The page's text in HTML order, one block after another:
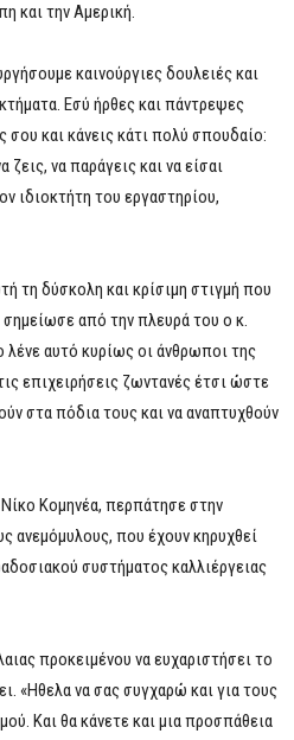
και την Αμερική.
καινούργιες δουλειές και
Εσύ ήρθες και πάντρεψες
σου και κάνεις κάτι πολύ σπουδαίο:
να παράγεις και να είσαι
ιδιοκτήτη του εργαστηρίου,
τη δύσκολη και κρίσιμη στιγμή που
σημείωσε από την πλευρά του ο κ.
λένε αυτό κυρίως οι άνθρωποι της
επιχειρήσεις ζωντανές έτσι ώστε
στα πόδια τους και να αναπτυχθούν
Κομηνέα, περπάτησε στην
ανεμόμυλους, που έχουν κηρυχθεί
συστήματος καλλιέργειας
προκειμένου να ευχαριστήσει το
«Ηθελα να σας συγχαρώ και για τους
Και θα κάνετε και μια προσπάθεια